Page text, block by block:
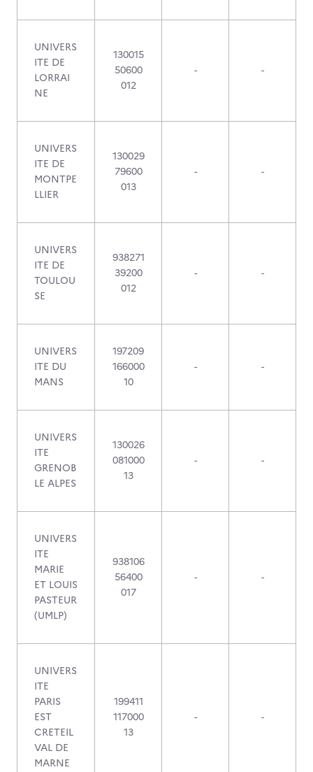
UNIVERS
ITE DE
LORRAI
NE
130015
50600
012
- -
UNIVERS
ITE DE
MONTPE
LLIER
130029
79600
013
- -
UNIVERS
ITE DE
TOULOU
SE
938271
39200
012
- -
UNIVERS
ITE DU
MANS
197209
166000
10
- -
UNIVERS
ITE
GRENOB
LE ALPES
130026
081000
13
- -
UNIVERS
ITE
MARIE
ET LOUIS
PASTEUR
(UMLP)
938106
56400
017
- -
UNIVERS
ITE
PARIS
EST
CRETEIL
VAL DE
MARNE
199411
117000
13
- -